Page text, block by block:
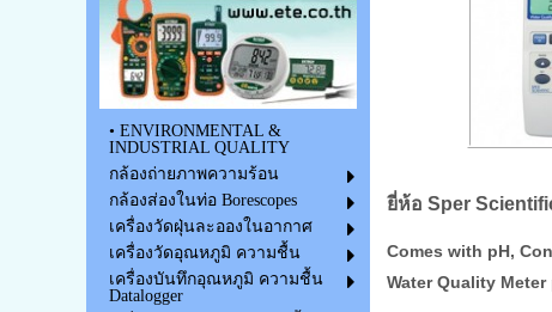
• ENVIRONMENTAL &
INDUSTRIAL QUALITY
กล้องถ่ายภาพความร้อน
กล้องส่องในท่อ Borescopes
เครื่องวัดฝุ่นละอองในอากาศ
เครื่องวัดอุณหภูมิ ความชื้น
เครื่องบันทึกอุณหภูมิ ความชื้น
Datalogger
ยี่ห้อ Sper
Comes with pH,
Water Quality Meter